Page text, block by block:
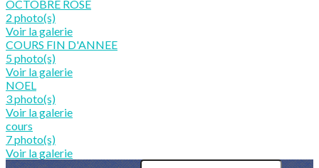
OCTOBRE ROSE
2 photo(s)
Voir la galerie
COURS FIN D'ANNEE
5 photo(s)
Voir la galerie
NOEL
3 photo(s)
Voir la galerie
cours
7 photo(s)
Voir la galerie